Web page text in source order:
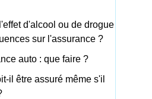
d'alcool ou de drogue
sur l'assurance ?
auto : que faire ?
il être assuré même s'il